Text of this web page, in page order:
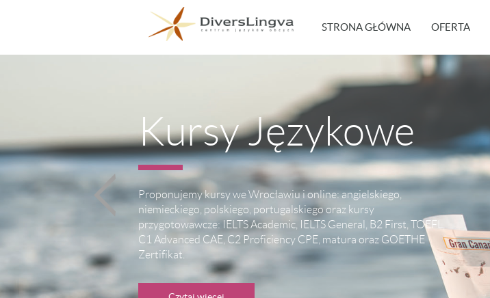
STRONA GŁÓWNA OFERTA
Kursy Językowe
Proponujemy kursy we Wrocławiu i online: angielskiego,
niemieckiego, polskiego, portugalskiego oraz kursy
przygotowawcze: IELTS Academic, IELTS General, B2 First, TOEFL,
C1 Advanced CAE, C2 Proficiency CPE, matura oraz GOETHE
Zertifikat.